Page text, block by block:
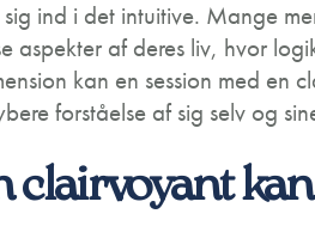
ind i det intuitive. Mange
aspekter af deres liv, hvor
kan en session med
forståelse af sig selv og
clairvoyant